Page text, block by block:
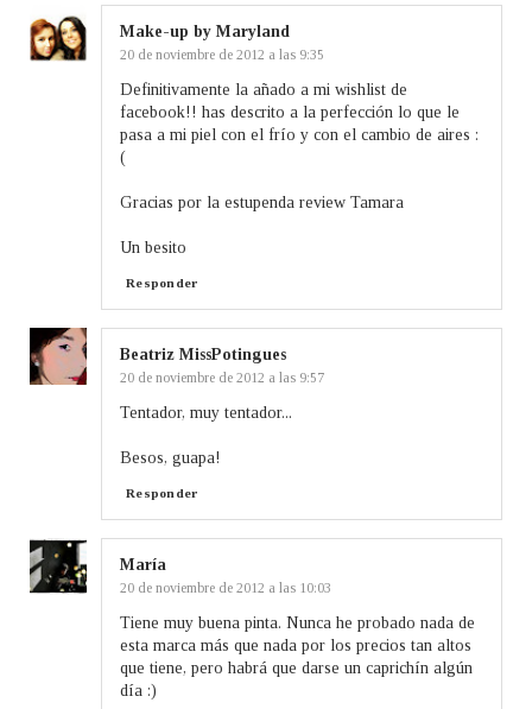
Make-up by Maryland
20 de noviembre de 2012 a las 9:35
Definitivamente la añado a mi wishlist de
facebook!! has descrito a la perfección lo que le
pasa a mi piel con el frío y con el cambio de aires :
(
Gracias por la estupenda review Tamara
Un besito
Responder
Beatriz MissPotingues
20 de noviembre de 2012 a las 9:57
Tentador, muy tentador...
Besos, guapa!
Responder
María
20 de noviembre de 2012 a las 10:03
Tiene muy buena pinta. Nunca he probado nada de
esta marca más que nada por los precios tan altos
que tiene, pero habrá que darse un caprichín algún
día :)